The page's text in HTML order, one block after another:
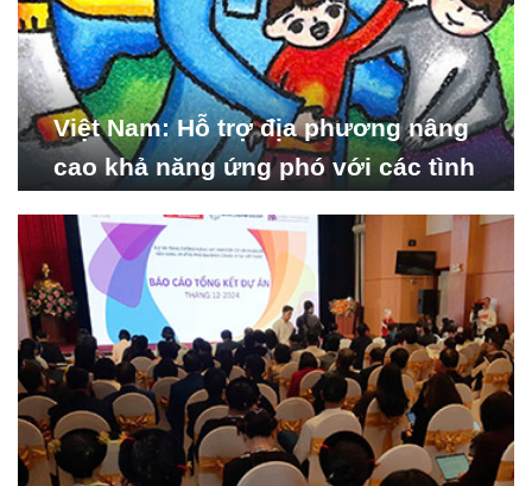
Việt Nam: Hỗ trợ địa phương nâng
cao khả năng ứng phó với các tình